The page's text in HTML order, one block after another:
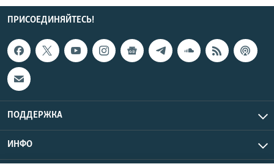
ПРИСОЕДИНЯЙТЕСЬ!
ПОДДЕРЖКА
ИНФО